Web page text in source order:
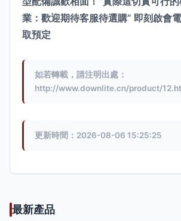
業：歡迎期待客服待選購” 即刻啟會
取預定
如若轉載，請注明出處：
http://www.downlite.cn/product/
更新時間：2026-08-06 15:25:25
最新產品